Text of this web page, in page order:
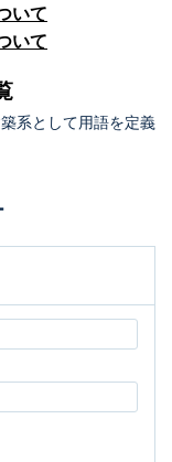
いて
いて
系として用語を定義